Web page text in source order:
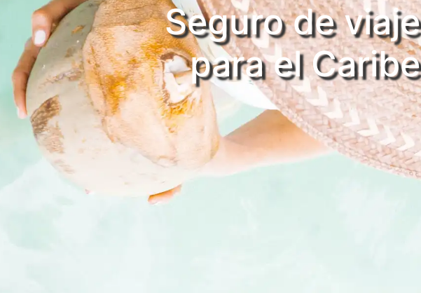
Seguro de viaje
​​​​​​​para el Caribe